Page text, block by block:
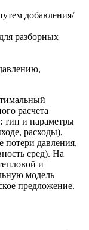
добавления/
разборных
расчета
тип и параметры
расходы),
потери давления,
сред). На
и
модель
предложение.